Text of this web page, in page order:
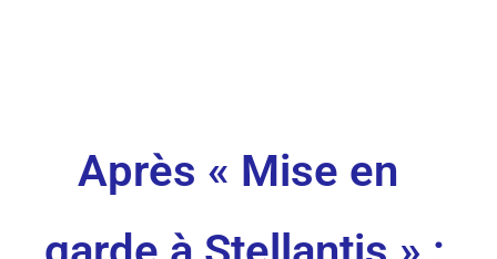
Après « Mise en